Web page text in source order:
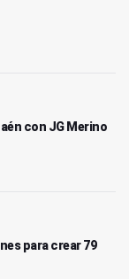
con JG Merino
para crear 79